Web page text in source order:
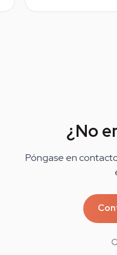
¿No
Póngase en